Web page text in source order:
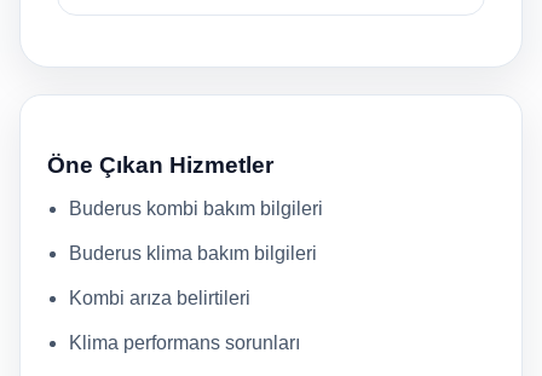
Öne Çıkan Hizmetler
Buderus kombi bakım bilgileri
Buderus klima bakım bilgileri
Kombi arıza belirtileri
Klima performans sorunları